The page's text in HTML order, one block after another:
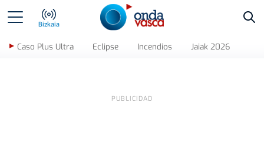
Bizkaia
Caso Plus Ultra Eclipse Incendios Jaiak 2026